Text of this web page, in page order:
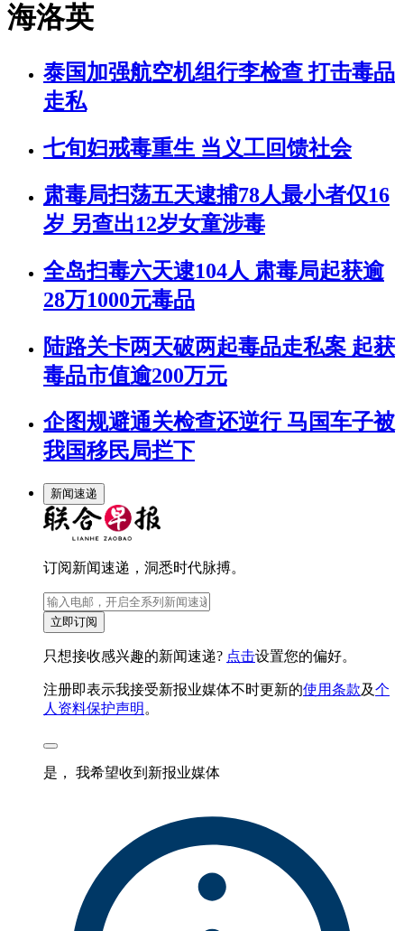
海洛英
泰国加强航空机组行李检查 打击毒品
走私
七旬妇戒毒重生 当义工回馈社会
肃毒局扫荡五天逮捕78人最小者仅16
岁 另查出12岁女童涉毒
全岛扫毒六天逮104人 肃毒局起获逾
28万1000元毒品
陆路关卡两天破两起毒品走私案 起获
毒品市值逾200万元
企图规避通关检查还逆行 马国车子被
我国移民局拦下
新闻速递
订阅新闻速递，洞悉时代脉搏。
立即订阅
只想接收感兴趣的新闻速递? 点击设置您的偏好。
注册即表示我接受新报业媒体不时更新的使用条款及个
人资料保护声明 。
是， 我希望收到新报业媒体